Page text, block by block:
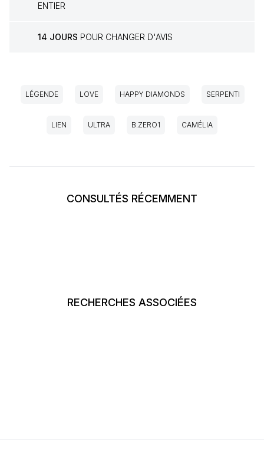
ENTIER
14 JOURS POUR CHANGER D'AVIS
LÉGENDE LOVE HAPPY DIAMONDS SERPENTI
LIEN ULTRA B.ZERO1 CAMÉLIA
CONSULTÉS RÉCEMMENT
RECHERCHES ASSOCIÉES